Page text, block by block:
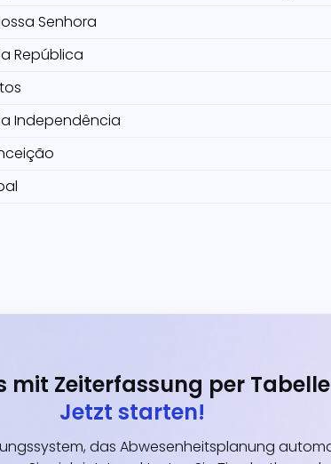
Senhora
República
Independência
mit Zeiterfassung per
Jetzt starten!
das Abwesenheitsplanung